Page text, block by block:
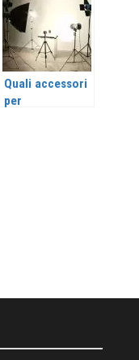
hippie?
Quali accessori
per